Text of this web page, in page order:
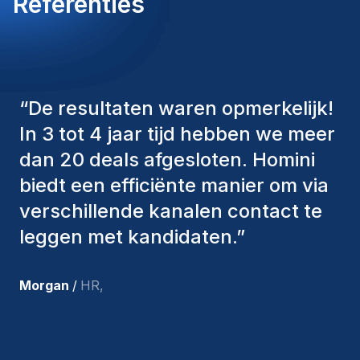
“De consultants van Homini
hebben altijd verschillende
factoren in overweging genomen
om ons de juiste kandidaten aan te
bieden. De mensen die we hebben
aangenomen, zijn nog steeds bij
tevreden met de recente